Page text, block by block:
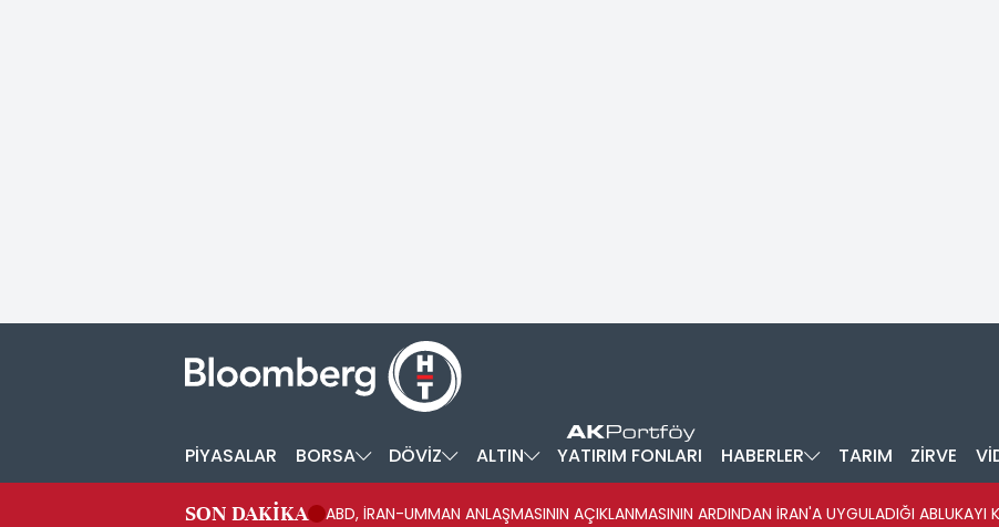
PİYASALAR BORSA DÖVİZ ALTIN YATIRIM FONLARI HABERLER TARIM ZİRVE
SON DAKİKA ABD, İRAN-UMMAN ANLAŞMASININ AÇIKLANMASININ ARDINDAN İRAN'A UYGULADIĞI ABLUKAYI